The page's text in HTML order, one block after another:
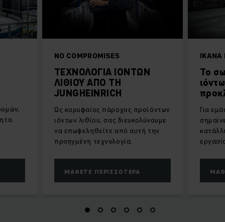
NO COMPROMISES
ΤΕΧΝΟΛΟΓΙΑ ΙΟΝΤΩΝ
ΛΙΘΙΟΥ ΑΠΟ ΤΗ
JUNGHEINRICH
Ως κορυφαίος πάροχος προϊόντων
ιόντων λιθίου, σας διευκολύνουμε
να επωφεληθείτε από αυτή την
προηγμένη τεχνολογία.
ΜΆΘΕΤΕ ΠΕΡΙΣΣΌΤΕΡΑ
ΙΚΑΝΆ
Το
Για